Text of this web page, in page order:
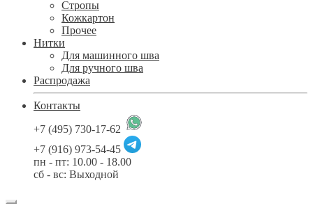
Стропы
Кожкартон
Прочее
Нитки
Для машинного шва
Для ручного шва
Распродажа
Контакты
+7 (495) 730-17-62
+7 (916) 973-54-45
пн - пт: 10.00 - 18.00
сб - вс: Выходной